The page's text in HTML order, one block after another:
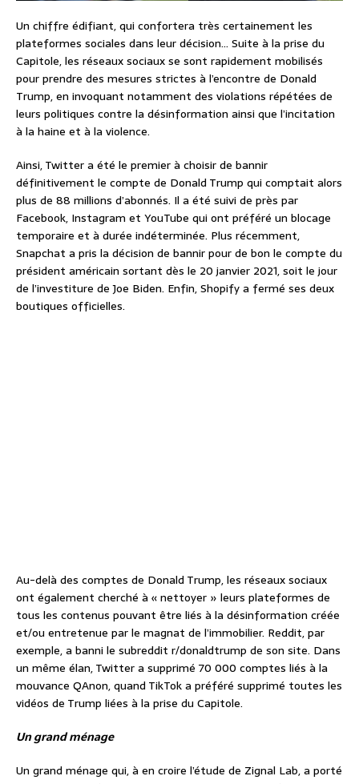
Un chiffre édifiant, qui confortera très certainement les
plateformes sociales dans leur décision… Suite à la prise du
Capitole, les réseaux sociaux se sont rapidement mobilisés
pour prendre des mesures strictes à l’encontre de Donald
Trump, en invoquant notamment des violations répétées de
leurs politiques contre la désinformation ainsi que l’incitation
à la haine et à la violence.
Ainsi, Twitter a été le premier à choisir de bannir
définitivement le compte de Donald Trump qui comptait alors
plus de 88 millions d’abonnés. Il a été suivi de près par
Facebook, Instagram et YouTube qui ont préféré un blocage
temporaire et à durée indéterminée. Plus récemment,
Snapchat a pris la décision de bannir pour de bon le compte du
président américain sortant dès le 20 janvier 2021, soit le jour
de l’investiture de Joe Biden. Enfin, Shopify a fermé ses deux
boutiques officielles.
Au-delà des comptes de Donald Trump, les réseaux sociaux
ont également cherché à « nettoyer » leurs plateformes de
tous les contenus pouvant être liés à la désinformation créée
et/ou entretenue par le magnat de l’immobilier. Reddit, par
exemple, a banni le subreddit r/donaldtrump de son site. Dans
un même élan, Twitter a supprimé 70 000 comptes liés à la
mouvance QAnon, quand TikTok a préféré supprimé toutes les
vidéos de Trump liées à la prise du Capitole.
Un grand ménage
Un grand ménage qui, à en croire l’étude de Zignal Lab, a porté